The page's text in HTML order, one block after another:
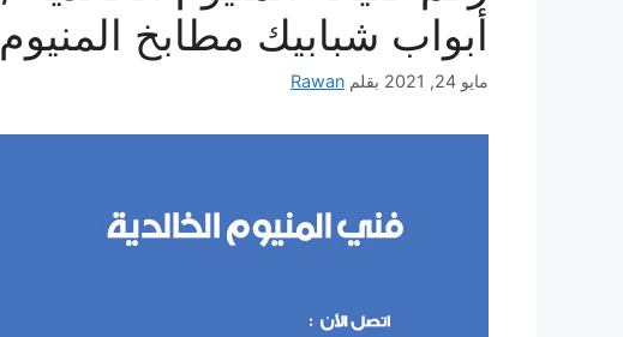
أبواب شبابيك مطابخ المنيوم
مايو 24, 2021 بقلم Rawan